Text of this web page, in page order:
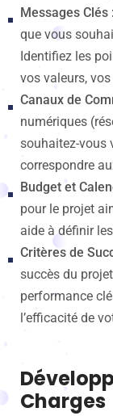
Messages Clés :
que vous
Identifiez les
vos valeurs,
Canaux de
numériques
souhaitez-vous
correspondre
Budget et
pour le projet
aide à définir
Critères de
succès du
performance
l’efficacité de
Charges